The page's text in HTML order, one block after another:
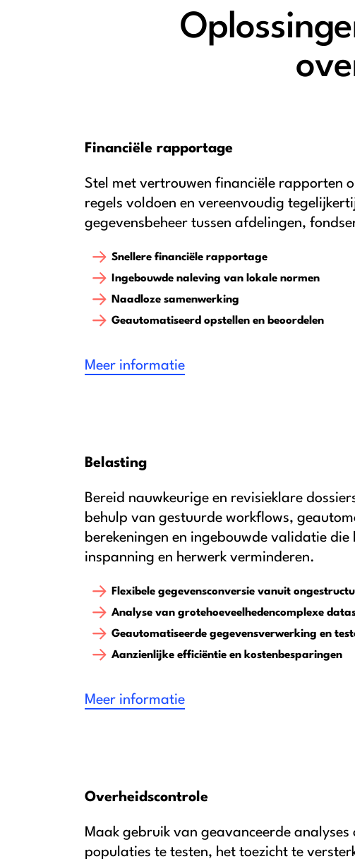
Financiële rapportage
Stel met vertrouwen financiële rapporten
regels voldoen en vereenvoudig
gegevensbeheer tussen afdelingen,
Snellere financiële rapportage
Ingebouwde naleving van lokale normen
Naadloze samenwerking
Geautomatiseerd opstellen en beoordelen
Meer informatie
Belasting
Bereid nauwkeurige en revisieklare
behulp van gestuurde workflows,
berekeningen en ingebouwde validatie
inspanning en herwerk verminderen.
Flexibele gegevensconversie vanuit
Analyse van grotehoeveelhedencomplexe
Geautomatiseerde gegevensverwerking en
Aanzienlijke efficiëntie en kostenbesparingen
Meer informatie
Overheidscontrole
Maak gebruik van geavanceerde analyses
populaties te testen, het toezicht te